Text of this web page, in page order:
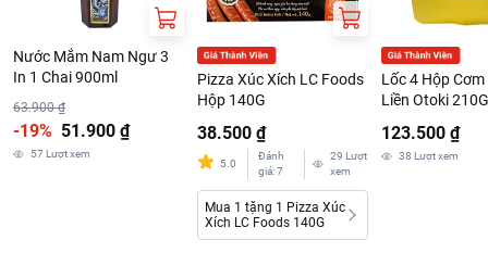
Nước Mắm Nam Ngư 3
In 1 Chai 900ml
63.900 ₫
-19% 51.900 ₫
57 Lượt xem
Pizza Xúc Xích LC Foods
Hộp 140G
38.500 ₫
5.0
Đánh
giá:7
29 Lượt
xem
Mua 1 tặng 1 Pizza Xúc
Xích LC Foods 140G
Lốc 4 Hộp
Liền Otoki 210G
123.500 ₫
38 Lượt xem